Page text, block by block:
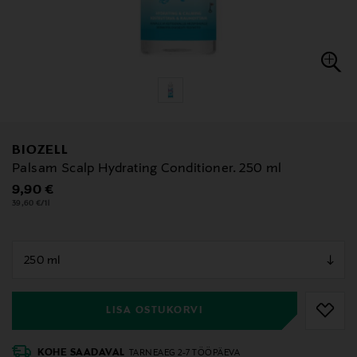
BIOZELL
Palsam Scalp Hydrating Conditioner. 250 ml
Original Price
9,90 €
39,60 €/1l
LISA OSTUKORVI
KOHE SAADAVAL TARNEAEG 2-7 TÖÖPÄEVA